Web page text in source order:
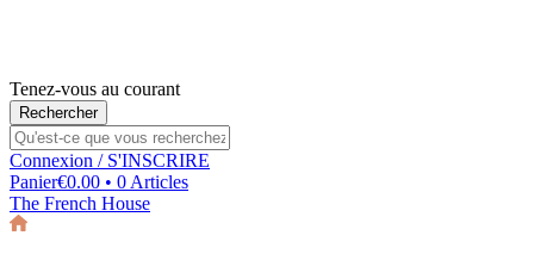
Tenez-vous au courant
Connexion / S'INSCRIRE
Panier€0.00 • 0 Articles
The French House